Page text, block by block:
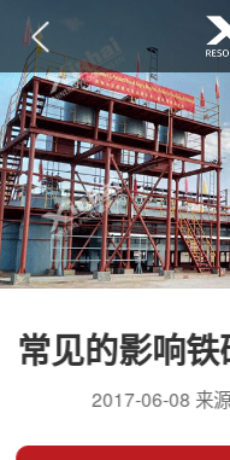
常见的影响
2017-06-08 来